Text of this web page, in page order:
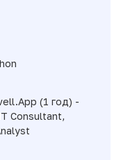
(1 год) -
Consultant,